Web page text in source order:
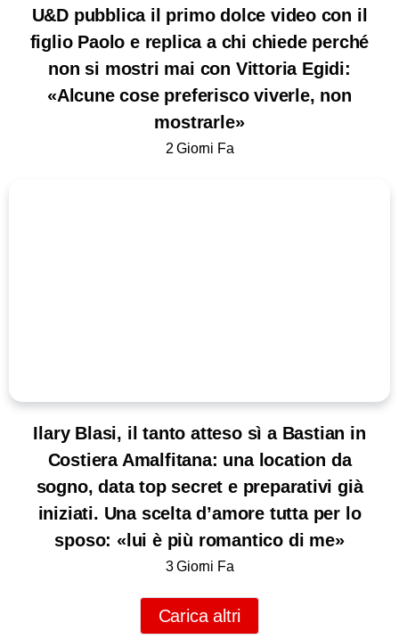
U&D pubblica il primo dolce video con il
figlio Paolo e replica a chi chiede perché
non si mostri mai con Vittoria Egidi:
«Alcune cose preferisco viverle, non
mostrarle»
2 Giorni Fa
Ilary Blasi, il tanto atteso sì a Bastian in
Costiera Amalfitana: una location da
sogno, data top secret e preparativi già
iniziati. Una scelta d’amore tutta per lo
sposo: «lui è più romantico di me»
3 Giorni Fa
Carica altri